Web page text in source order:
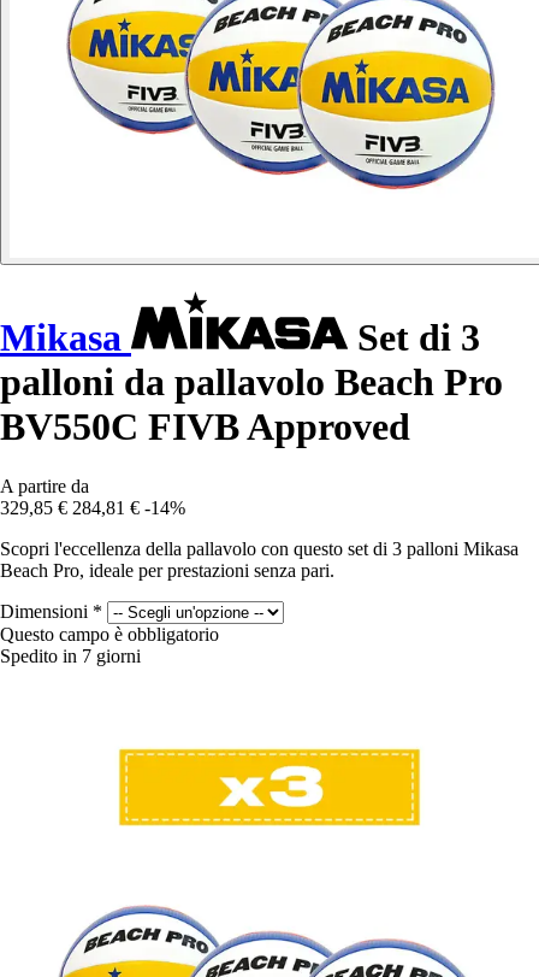
Mikasa
Set di 3
palloni da pallavolo Beach Pro
BV550C FIVB Approved
A partire da
329,85 € 284,81 € -14%
Scopri l'eccellenza della pallavolo con questo set di 3 palloni Mikasa
Beach Pro, ideale per prestazioni senza pari.
Dimensioni *
Questo campo è obbligatorio
Spedito in 7 giorni